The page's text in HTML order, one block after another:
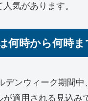
気があります。
何時から何時ま
デンウィーク期間
が適用される見込